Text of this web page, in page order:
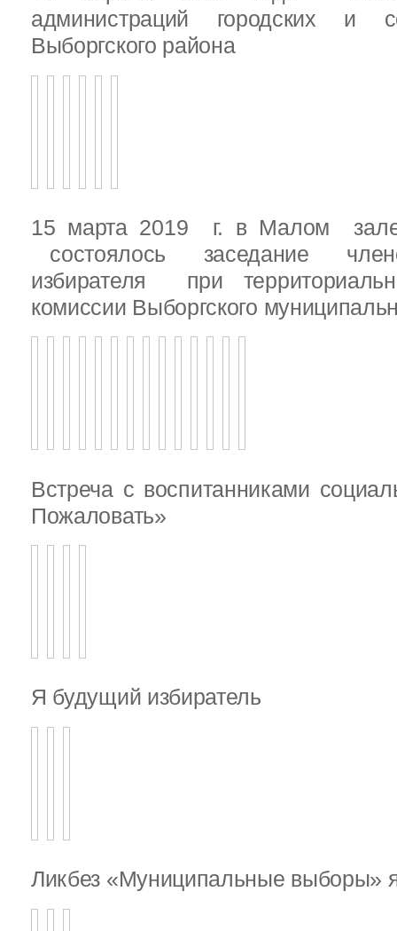
администраций городских и
Выборгского района
15 марта 2019 г. в Малом
состоялось заседание
избирателя при
комиссии Выборгского
Встреча с воспитанниками
Пожаловать»
Я будущий избиратель
Ликбез «Муниципальные выборы»